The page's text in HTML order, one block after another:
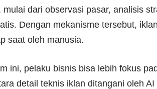
mulai dari observasi pasar, analisis
Dengan mekanisme tersebut,
saat oleh manusia.
ini, pelaku bisnis bisa lebih fokus
detail teknis iklan ditangani oleh